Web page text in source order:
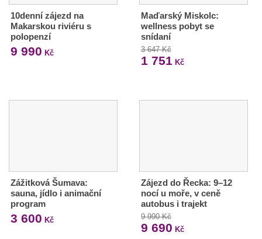
10denní zájezd na
Makarskou riviéru s
polopenzí
9 990 Kč
Maďarský Miskolc:
wellness pobyt se
snídaní
3 647 Kč
1 751 Kč
Zážitková Šumava:
sauna, jídlo i animační
program
3 600 Kč
Zájezd do Řecka: 9–12
nocí u moře, v ceně
autobus i trajekt
9 990 Kč
9 690 Kč